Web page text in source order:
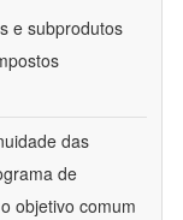
e subprodutos
das
de
objetivo comum